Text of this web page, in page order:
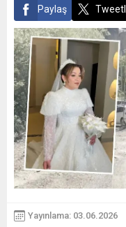
Paylaş
Yayınlama: 03.06.2026